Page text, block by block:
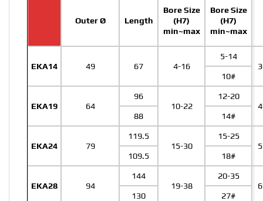
Outer Ø Length
Bore Size
(H7)
min~max
Bore Size
(H7)
min~max
EKA14 49 67 4-16
5-14
10#
EKA19 64
96
10-22
12-20
88
14#
EKA24 79
119.5
15-30
15-25
109.5
18#
EKA28 94
144
19-38
20-35
130
27#